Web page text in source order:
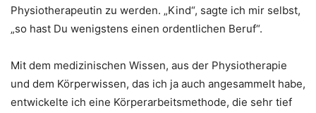
Physiotherapeutin zu werden. „Kind“, sagte ich mir selbst,
„so hast Du wenigstens einen ordentlichen Beruf“.
Mit dem medizinischen Wissen, aus der Physiotherapie
und dem Körperwissen, das ich ja auch angesammelt habe,
entwickelte ich eine Körperarbeitsmethode, die sehr tief